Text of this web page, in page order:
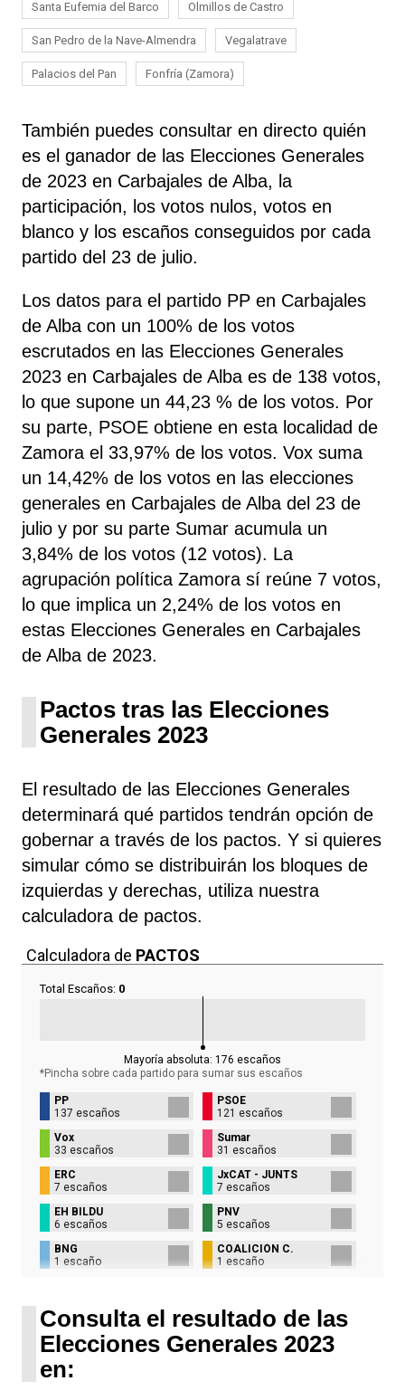
Santa Eufemia del Barco Olmillos de Castro
San Pedro de la Nave-Almendra Vegalatrave
Palacios del Pan Fonfría (Zamora)
También puedes consultar en directo quién
es el ganador de las Elecciones Generales
de 2023 en Carbajales de Alba, la
participación, los votos nulos, votos en
blanco y los escaños conseguidos por cada
partido del 23 de julio.
Los datos para el partido PP en Carbajales
de Alba con un 100% de los votos
escrutados en las Elecciones Generales
2023 en Carbajales de Alba es de 138 votos,
lo que supone un 44,23 % de los votos. Por
su parte, PSOE obtiene en esta localidad de
Zamora el 33,97% de los votos. Vox suma
un 14,42% de los votos en las elecciones
generales en Carbajales de Alba del 23 de
julio y por su parte Sumar acumula un
3,84% de los votos (12 votos). La
agrupación política Zamora sí reúne 7 votos,
lo que implica un 2,24% de los votos en
estas Elecciones Generales en Carbajales
de Alba de 2023.
Pactos tras las Elecciones
Generales 2023
El resultado de las Elecciones Generales
determinará qué partidos tendrán opción de
gobernar a través de los pactos. Y si quieres
simular cómo se distribuirán los bloques de
izquierdas y derechas, utiliza nuestra
calculadora de pactos.
Calculadora de PACTOS
Total Escaños: 0
Mayoría absoluta: 176 escaños
*Pincha sobre cada partido para sumar sus escaños
PP
137 escaños
PSOE
121 escaños
Vox
33 escaños
Sumar
31 escaños
ERC
7 escaños
JxCAT - JUNTS
7 escaños
EH BILDU
6 escaños
PNV
5 escaños
BNG
1 escaño
COALICIÓN C.
1 escaño
Consulta el resultado de las
Elecciones Generales 2023
en: